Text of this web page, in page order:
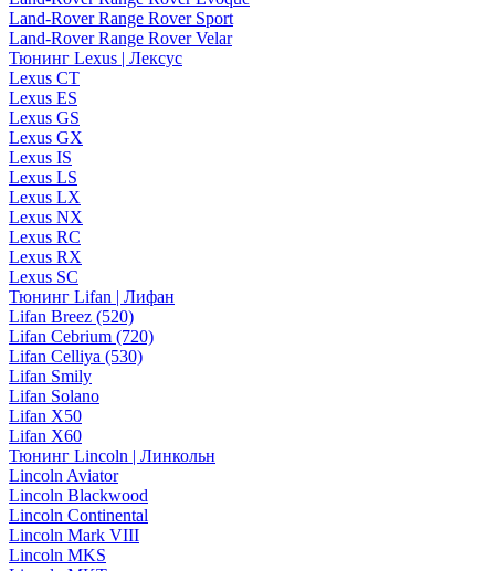
Land-Rover Range Rover Sport
Land-Rover Range Rover Velar
Тюнинг Lexus | Лексус
Lexus CT
Lexus ES
Lexus GS
Lexus GX
Lexus IS
Lexus LS
Lexus LX
Lexus NX
Lexus RC
Lexus RX
Lexus SC
Тюнинг Lifan | Лифан
Lifan Breez (520)
Lifan Cebrium (720)
Lifan Celliya (530)
Lifan Smily
Lifan Solano
Lifan X50
Lifan X60
Тюнинг Lincoln | Линкольн
Lincoln Aviator
Lincoln Blackwood
Lincoln Continental
Lincoln Mark VIII
Lincoln MKS